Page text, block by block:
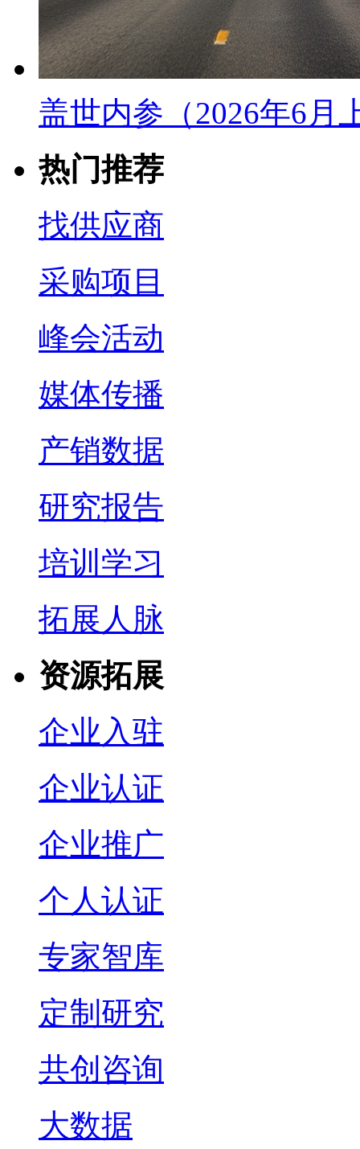
盖世内参（2026年6月
热门推荐
找供应商
采购项目
峰会活动
媒体传播
产销数据
研究报告
培训学习
拓展人脉
资源拓展
企业入驻
企业认证
企业推广
个人认证
专家智库
定制研究
共创咨询
大数据